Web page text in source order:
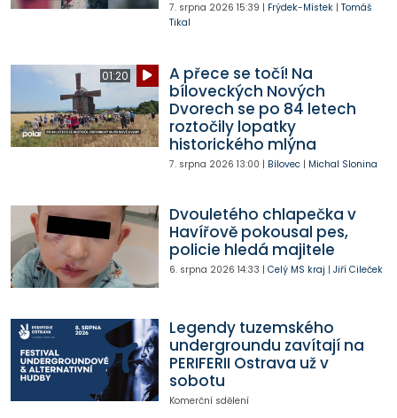
7. srpna 2026 15:39 | Frýdek-Místek| Tomáš
Tikal
01:20
A přece se točí! Na
bíloveckých Nových
Dvorech se po 84 letech
roztočily lopatky
historického mlýna
7. srpna 2026 13:00 | Bílovec| Michal Slonina
Dvouletého chlapečka v
Havířově pokousal pes,
policie hledá majitele
6. srpna 2026 14:33 | Celý MS kraj | Jiří Cileček
Legendy tuzemského
undergroundu zavítají na
PERIFERII Ostrava už v
sobotu
Komerční sdělení